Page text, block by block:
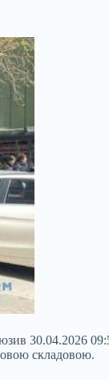
30.04.2026
складовою.